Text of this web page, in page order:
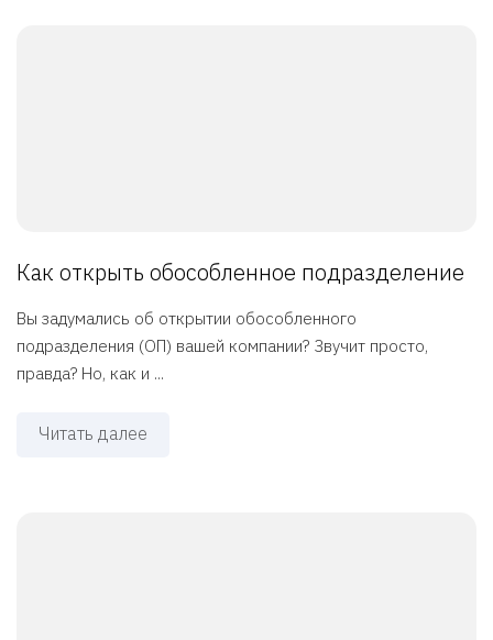
Как открыть обособленное подразделение
Вы задумались об открытии обособленного
подразделения (ОП) вашей компании? Звучит просто,
правда? Но, как и ...
Читать далее